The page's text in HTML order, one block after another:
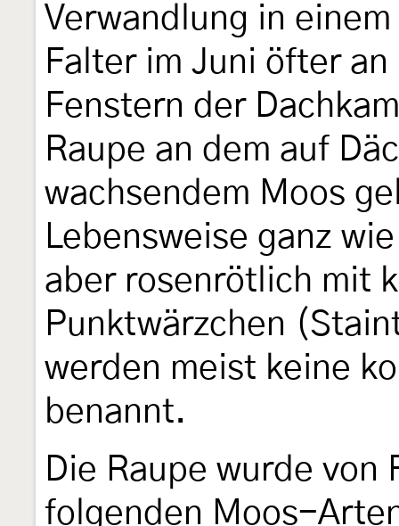
Verwandlung in
Falter im Juni öfter
Fenstern der
Raupe an dem auf
wachsendem Moos
Lebensweise ganz
aber rosenrötlich mit
Punktwärzchen
werden meist keine
benannt.
Die Raupe wurde
folgenden Moos-